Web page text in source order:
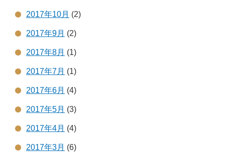
2017年10月 (2)
2017年9月 (2)
2017年8月 (1)
2017年7月 (1)
2017年6月 (4)
2017年5月 (3)
2017年4月 (4)
2017年3月 (6)